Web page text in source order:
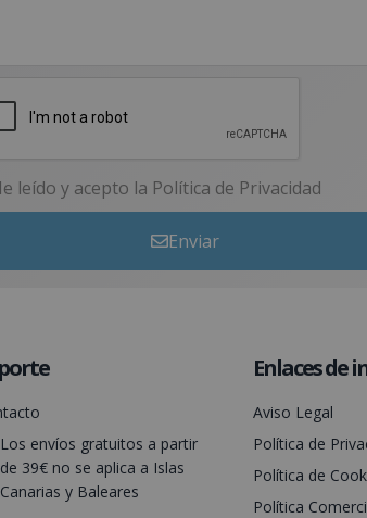
leído y acepto la Política de Privacidad
Enviar
Los envíos gratuitos a partir
de 39€ no se aplica a Islas
Canarias y Baleares
Enlaces de
Aviso Legal
Política de
Política de
Política